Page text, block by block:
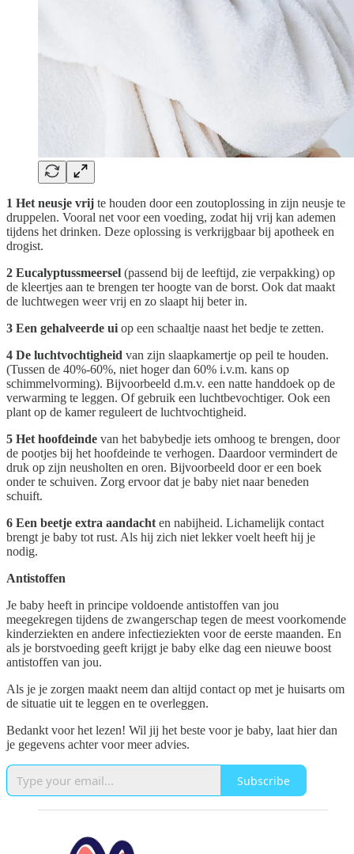
1 Het neusje vrij te houden door een zoutoplossing in zijn neusje te
druppelen. Vooral net voor een voeding, zodat hij vrij kan ademen
tijdens het drinken. Deze oplossing is verkrijgbaar bij apotheek en
drogist.
2 Eucalyptussmeersel (passend bij de leeftijd, zie verpakking) op
de kleertjes aan te brengen ter hoogte van de borst. Ook dat maakt
de luchtwegen weer vrij en zo slaapt hij beter in.
3 Een gehalveerde ui op een schaaltje naast het bedje te zetten.
4 De luchtvochtigheid van zijn slaapkamertje op peil te houden.
(Tussen de 40%-60%, niet hoger dan 60% i.v.m. kans op
schimmelvorming). Bijvoorbeeld d.m.v. een natte handdoek op de
verwarming te leggen. Of gebruik een luchtbevochtiger. Ook een
plant op de kamer reguleert de luchtvochtigheid.
5 Het hoofdeinde van het babybedje iets omhoog te brengen, door
de pootjes bij het hoofdeinde te verhogen. Daardoor vermindert de
druk op zijn neusholten en oren. Bijvoorbeeld door er een boek
onder te schuiven. Zorg ervoor dat je baby niet naar beneden
schuift.
6 Een beetje extra aandacht en nabijheid. Lichamelijk contact
brengt je baby tot rust. Als hij zich niet lekker voelt heeft hij je
nodig.
Antistoffen
Je baby heeft in principe voldoende antistoffen van jou
meegekregen tijdens de zwangerschap tegen de meest voorkomende
kinderziekten en andere infectieziekten voor de eerste maanden. En
als je borstvoeding geeft krijgt je baby elke dag een nieuwe boost
antistoffen van jou.
Als je je zorgen maakt neem dan altijd contact op met je huisarts om
de situatie uit te leggen en te overleggen.
Bedankt voor het lezen! Wil jij het beste voor je baby, laat hier dan
je gegevens achter voor meer advies.
Subscribe